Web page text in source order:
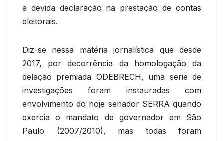
a devida declaração na prestação de contas
eleitorais.
Diz-se nessa matéria jornalística que desde
2017, por decorrência da homologação da
delação premiada ODEBRECH, uma serie de
investigações foram instauradas com
envolvimento do hoje senador SERRA quando
exercia o mandato de governador em São
Paulo (2007/2010), mas todas foram